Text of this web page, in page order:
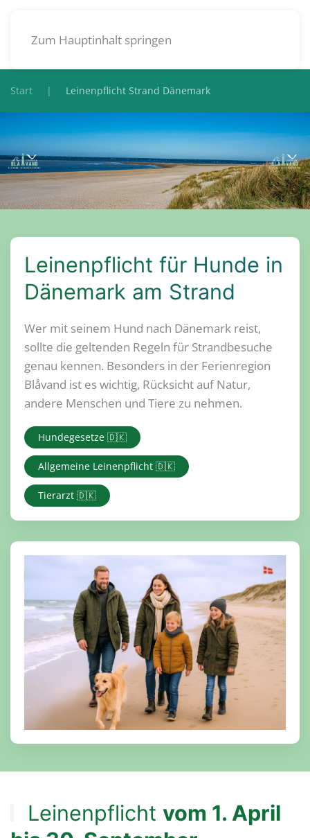
Zum Hauptinhalt springen
Start Leinenpflicht Strand Dänemark
Leinenpflicht für Hunde in
Dänemark am Strand
Wer mit seinem Hund nach Dänemark reist,
sollte die geltenden Regeln für Strandbesuche
genau kennen. Besonders in der Ferienregion
Blåvand ist es wichtig, Rücksicht auf Natur,
andere Menschen und Tiere zu nehmen.
Hundegesetze 🇩🇰
Allgemeine Leinenpflicht 🇩🇰
Tierarzt 🇩🇰
Leinenpflichtvom 1. April